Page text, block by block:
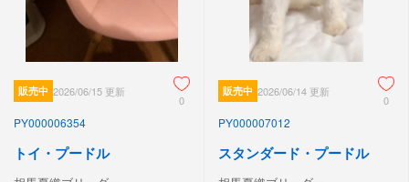
販売中 2026/06/15 更新
0
PY000006354
トイ・プードル
販売中 2026/06/14 更新
0
PY000007012
スタンダード・プードル